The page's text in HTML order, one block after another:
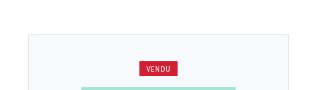
VENDU